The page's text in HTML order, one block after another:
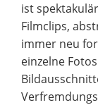
ist
Filmclips,
immer neu
einzelne